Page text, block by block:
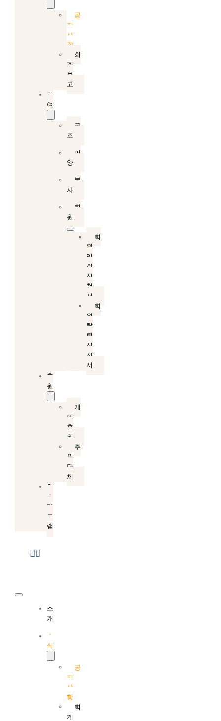
공
지
사
항
회
계
보
고
참
여
구
조
입
양
봉
사
회
원
회
원
입
회
신
청
서
회
원
탈
퇴
신
청
서
후
원
개
인
후
원
후
원
단
체
인
스
타
그
램
Toggle
Navigation
소
개
소
식
공
지
사
항
회
계